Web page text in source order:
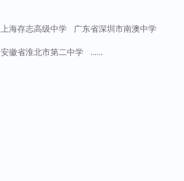
上海存志高级中学
广东省深圳市南澳中学
安徽省淮北市第二中学 ......